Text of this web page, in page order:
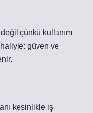
çünkü kullanım
güven ve
kesinlikle iş